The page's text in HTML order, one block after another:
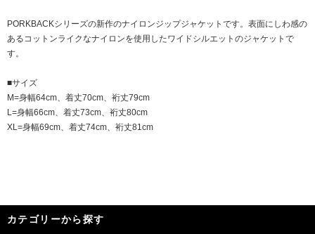
PORKBACKシリーズの新作のナイロンジップジャケットです。表面にしわ感の
あるコットンライクなナイロンを使用したワイドシルエットのジャケットで
す。
■サイズ
M=身幅64cm、着丈70cm、裄丈79cm
L=身幅66cm、着丈73cm、裄丈80cm
XL=身幅69cm、着丈74cm、裄丈81cm
カテゴリーから探す